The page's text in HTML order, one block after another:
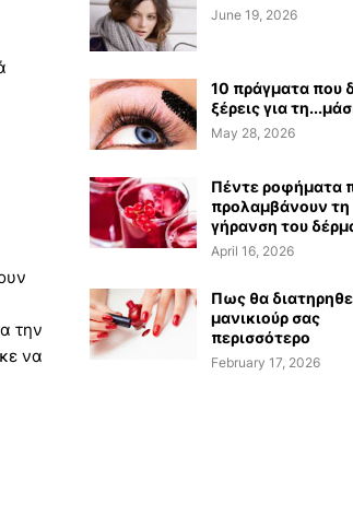
την
να
June 19, 2026
10 πράγματα που
ξέρεις για
May 28, 2026
Πέντε ροφήματα
προλαμβάνουν τη
γήρανση του
April 16, 2026
Πως θα
μανικιούρ σας
περισσότερο
February 17, 2026